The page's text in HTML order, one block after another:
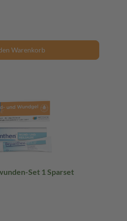
Warenkorb
Set 1 Sparset